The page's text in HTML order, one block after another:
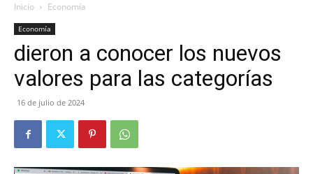
Inicio Economía
Economía
dieron a conocer los nuevos
valores para las categorías
16 de julio de 2024